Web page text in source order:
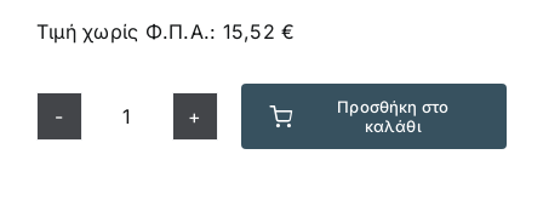
19,24 €.
Τιμή χωρίς Φ.Π.Α.: 15,52 €
Καφές
Προσθήκη στο
καλάθι